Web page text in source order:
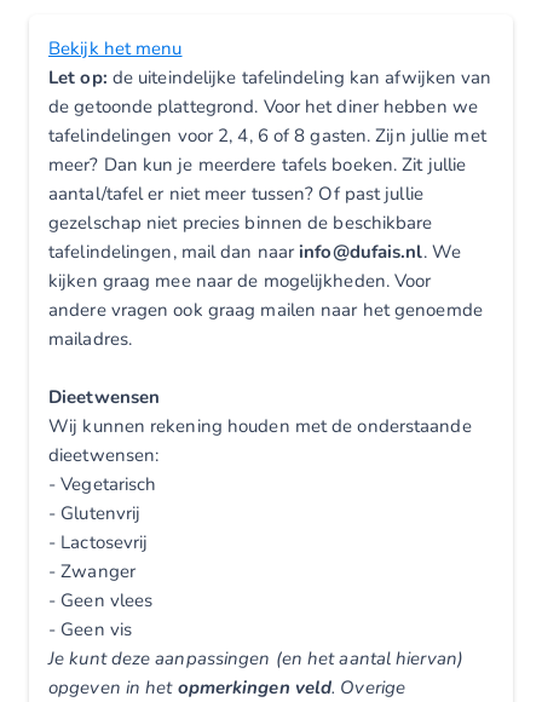
Bekijk het menu
Let op: de uiteindelijke tafelindeling kan afwijken van
de getoonde plattegrond. Voor het diner hebben we
tafelindelingen voor 2, 4, 6 of 8 gasten. Zijn jullie met
meer? Dan kun je meerdere tafels boeken. Zit jullie
aantal/tafel er niet meer tussen? Of past jullie
gezelschap niet precies binnen de beschikbare
tafelindelingen, mail dan naar info@dufais.nl. We
kijken graag mee naar de mogelijkheden. Voor
andere vragen ook graag mailen naar het genoemde
mailadres.
Dieetwensen
Wij kunnen rekening houden met de onderstaande
dieetwensen:
- Vegetarisch
- Glutenvrij
- Lactosevrij
- Zwanger
- Geen vlees
- Geen vis
Je kunt deze aanpassingen (en het aantal hiervan)
opgeven in het opmerkingen veld. Overige